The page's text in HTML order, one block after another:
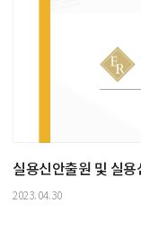
실용신안출원 및 실
2023.04.30